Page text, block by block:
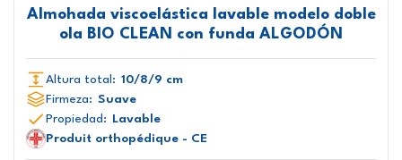
Almohada viscoelástica lavable modelo doble
ola BIO CLEAN con funda ALGODÓN
Altura total: 10/8/9 cm
Firmeza: Suave
Propiedad:
Lavable
Produit orthopédique - CE